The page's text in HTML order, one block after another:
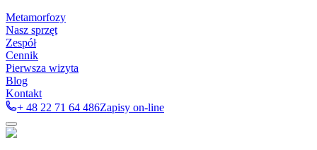
Metamorfozy
Nasz sprzęt
Zespół
Cennik
Pierwsza wizyta
Blog
Kontakt
+ 48 22 71 64 486Zapisy on-line